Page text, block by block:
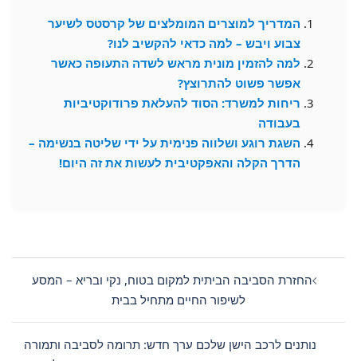
המדריך למוצרים המומלצים של קרסטס לשיער
צבוע ויבש – למה כדאי להקשיב לנו?
למה להזמין מונית מראש לשדה התעופה כאשר
אפשר פשוט להתרוצץ?
ריחות למשרד: הסוד להעלאת פרודוקטיביות
בעבודה
השגת רוגע ושלווה פנימית על ידי שליטה בנשימה –
הדרך הקלה והאפקטיבית לעשות את זה היום!
navigation
החזרת הסביבה הביתית למקום בטוח, נקי ובריא – המסע
לשיפור החיים מתחיל בבית
נותנים לרכב הישן שלכם ערך חדש: תרומה לסביבה ותמורה